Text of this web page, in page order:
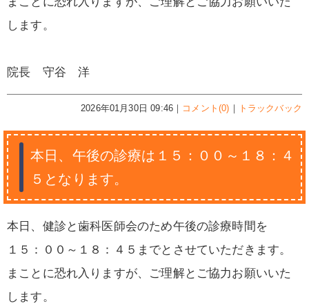
します。
院長 守谷 洋
2026年01月30日 09:46｜ コメント(0) ｜ トラックバック
本日、午後の診療は１５：００～１８：４
５となります。
本日、健診と歯科医師会のため午後の診療時間を
１５：００～１８：４５までとさせていただきます。
まことに恐れ入りますが、ご理解とご協力お願いいた
します。